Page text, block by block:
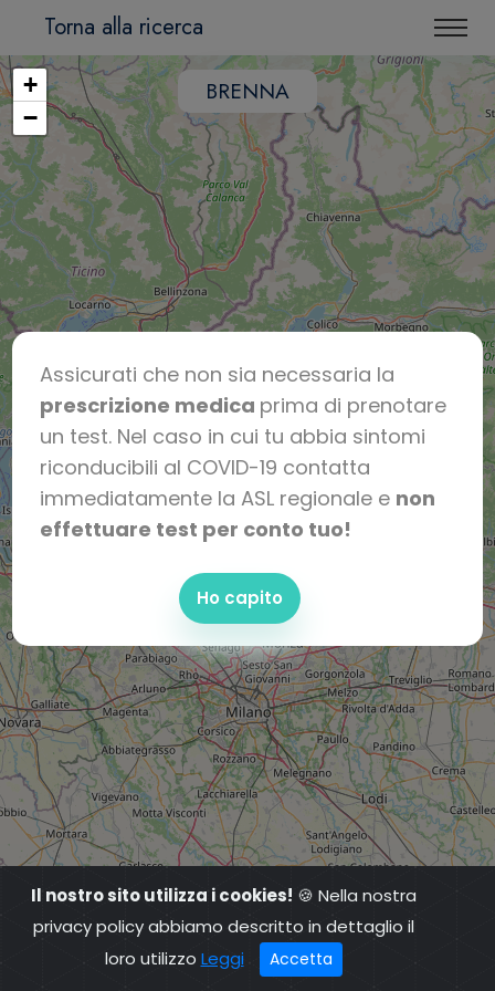
Assicurati che non sia necessaria la
prescrizione medica prima di prenotare
un test. Nel caso in cui tu abbia sintomi
riconducibili al COVID-19 contatta
immediatamente la ASL regionale e non
effettuare test per conto tuo!
Ho capito
Torna alla ricerca
BRENNA
+
−
Il nostro sito utilizza i cookies! 🍪 Nella nostra
privacy policy abbiamo descritto in dettaglio il
loro utilizzo Leggi Accetta